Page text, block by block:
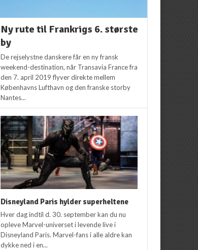
Ny rute til Frankrigs 6. største
by
De rejselystne danskere får en ny fransk
weekend-destination, når Transavia France fra
den 7. april 2019 flyver direkte mellem
Københavns Lufthavn og den franske storby
Nantes...
Disneyland Paris hylder superheltene
Hver dag indtil d. 30. september kan du nu
opleve Marvel-universet i levende live i
Disneyland Paris. Marvel-fans i alle aldre kan
dykke ned i en...